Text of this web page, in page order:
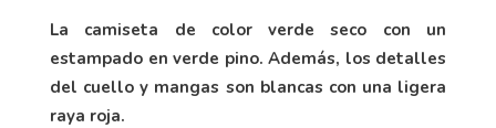
La camiseta de color verde seco con un
estampado en verde pino. Además, los detalles
del cuello y mangas son blancas con una ligera
raya roja.